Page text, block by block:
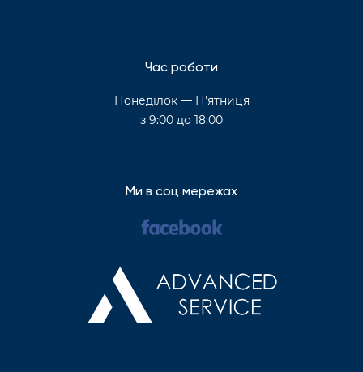
Час роботи
Понеділок — П'ятниця
з 9:00 до 18:00
Ми в соц мережах